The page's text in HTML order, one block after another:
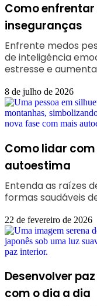
Como enfrentar
inseguranças
Enfrente medos
de inteligência
estresse e
8 de julho de 2026
Como lidar
autoestima
Entenda as raízes
formas saudáveis
22 de fevereiro de 2026
Desenvolver
com o dia a dia